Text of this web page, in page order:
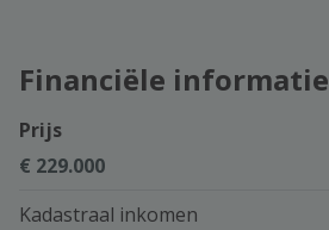
Financiële informatie
Prijs
€ 229.000
Kadastraal inkomen